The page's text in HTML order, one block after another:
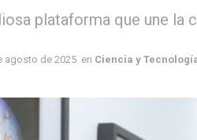
plataforma que une
agosto de 2025 en Ciencia y